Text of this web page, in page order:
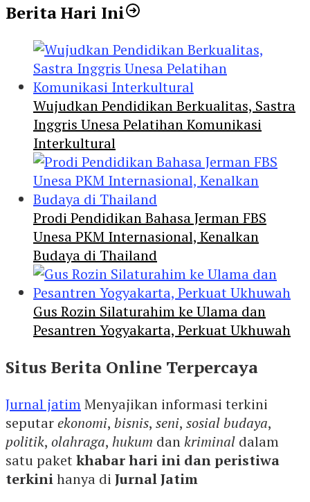
Berita Hari Ini
Wujudkan Pendidikan Berkualitas, Sastra
Inggris Unesa Pelatihan Komunikasi
Interkultural
Prodi Pendidikan Bahasa Jerman FBS
Unesa PKM Internasional, Kenalkan
Budaya di Thailand
Gus Rozin Silaturahim ke Ulama dan
Pesantren Yogyakarta, Perkuat Ukhuwah
Situs Berita Online Terpercaya
Jurnal jatimMenyajikan informasi terkini
seputarekonomi, bisnis, seni, sosial budaya,
politik, olahraga, hukum dankriminal dalam
satu paketkhabar hari ini dan peristiwa
terkinihanya di Jurnal Jatim